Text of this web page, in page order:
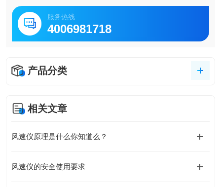
服务热线
4006981718
产品分类
相关文章
风速仪原理是什么你知道么？
风速仪的安全使用要求